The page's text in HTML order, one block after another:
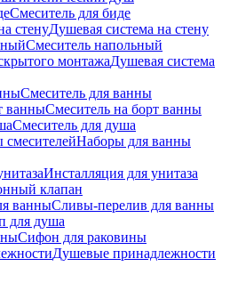
Смеситель для биде
Душевая система на стену
Смеситель напольный
Душевая система
Смеситель для ванны
Смеситель на борт ванны
Смеситель для душа
Наборы для ванны
Инсталляция для унитаза
клапан
Cливы-перелив для ванны
для душа
Сифон для раковины
Душевые принадлежности